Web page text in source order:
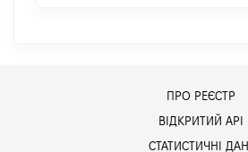
ПРО РЕЄСТР
ВІДКРИТИЙ АРІ
СТАТИСТИЧНІ ДАНІ